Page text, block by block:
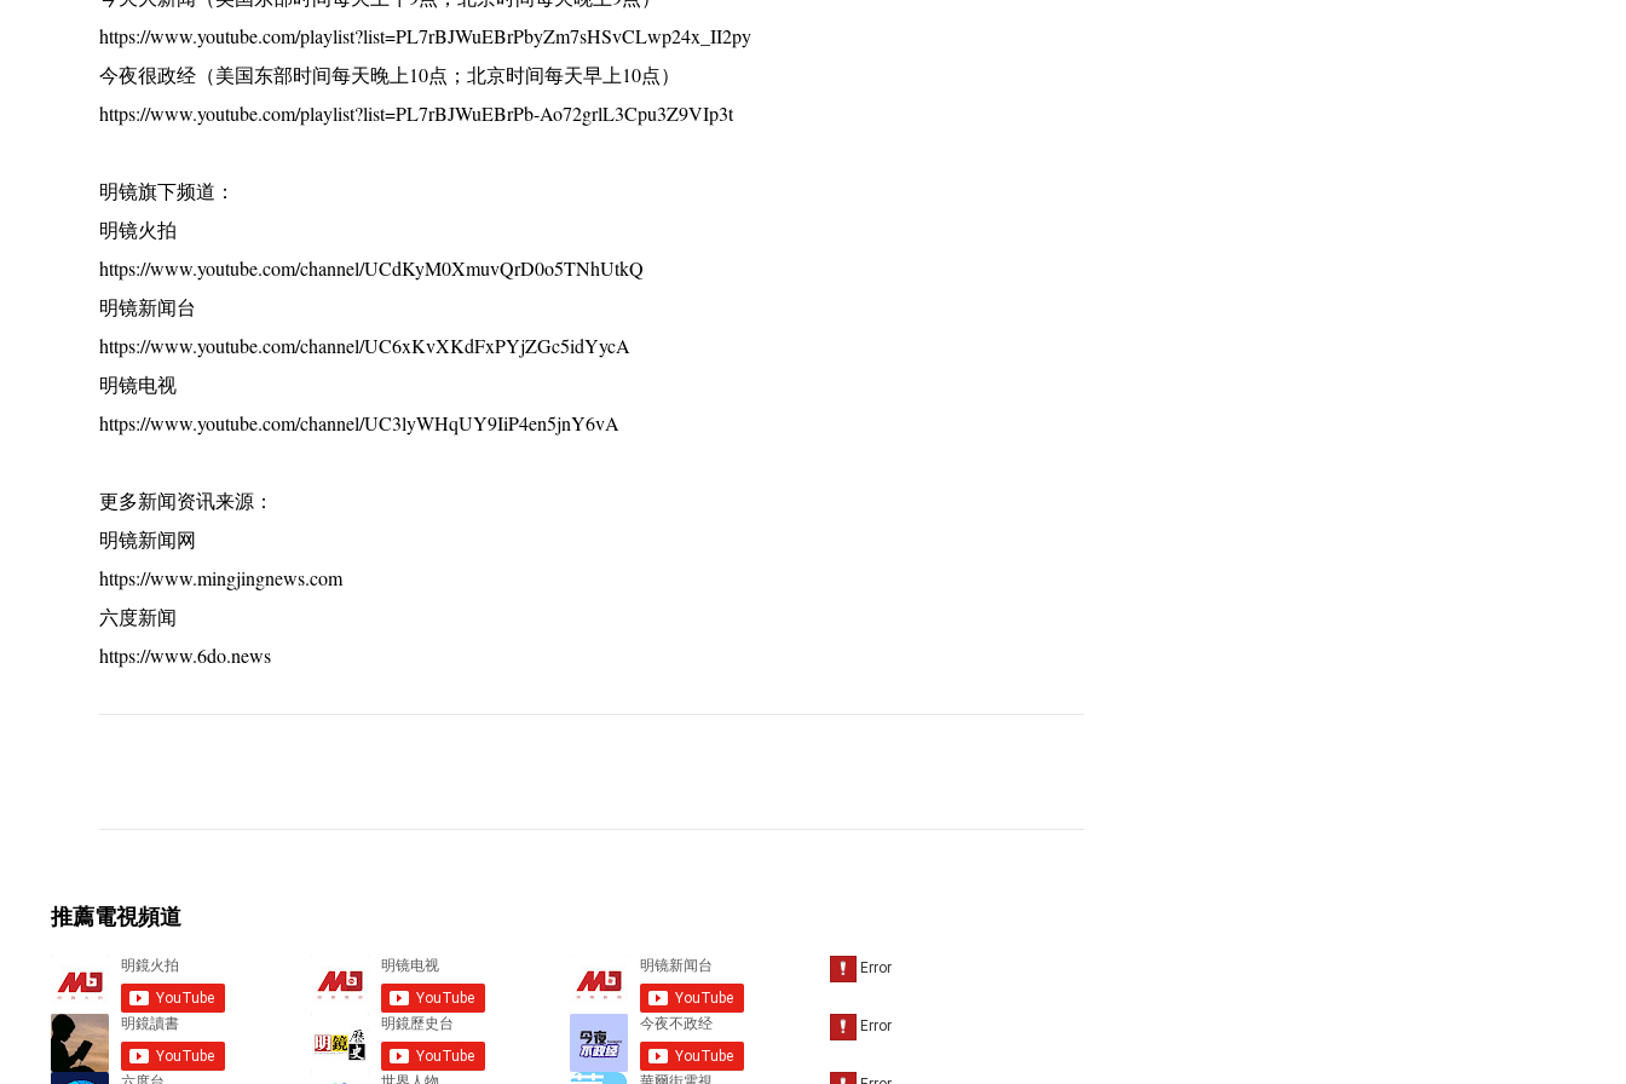
https://www.youtube.com/playlist?list=PL7rBJWuEBrPbyZm7sHSvCLwp24x_II2py
今夜很政经（美国东部时间每天晚上10点；北京时间每天早上10点）
https://www.youtube.com/playlist?list=PL7rBJWuEBrPb-Ao72grlL3Cpu3Z9VIp3t
明镜旗下频道：
明镜火拍
https://www.youtube.com/channel/UCdKyM0XmuvQrD0o5TNhUtkQ
明镜新闻台
https://www.youtube.com/channel/UC6xKvXKdFxPYjZGc5idYycA
明镜电视
https://www.youtube.com/channel/UC3lyWHqUY9IiP4en5jnY6vA
更多新闻资讯来源：
明镜新闻网
https://www.mingjingnews.com
六度新闻
https://www.6do.news
n
s
推薦電視頻道